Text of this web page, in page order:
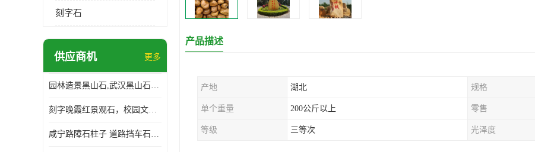
刻字石
供应商机 更多
园林造景黑山石,武汉黑山石造景,日式园林黑山石加工
刻字晚霞红景观石，校园文化石头刻字涂油漆，大学刻字石
咸宁路障石柱子 道路挡车石柱子 芝麻白路障石柱子 防撞石柱子
产品描述
产地 湖北 规格
单个重量 200公斤以上 零售
等级 三等次 光泽度